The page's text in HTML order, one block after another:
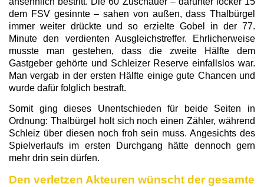
dem FSV gesinnte – sahen von außen, dass Thalbürgel
immer weiter drückte und so erzielte Gobel in der 77.
Minute den verdienten Ausgleichstreffer. Ehrlicherweise
musste man gestehen, dass die zweite Hälfte dem
Gastgeber gehörte und Schleizer Reserve einfallslos war.
Man vergab in der ersten Hälfte einige gute Chancen und
wurde dafür folglich bestraft.
Somit ging dieses Unentschieden für beide Seiten in
Ordnung: Thalbürgel holt sich noch einen Zähler, während
Schleiz über diesen noch froh sein muss. Angesichts des
Spielverlaufs im ersten Durchgang hätte dennoch gern
mehr drin sein dürfen.
Den verletzen Akteuren wünscht der gesamte